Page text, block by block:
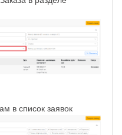
в список заявок